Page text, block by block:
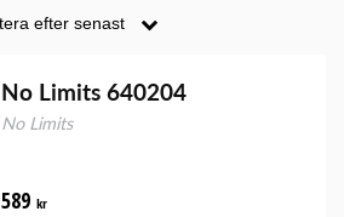
No Limits 640204
No Limits
589 kr